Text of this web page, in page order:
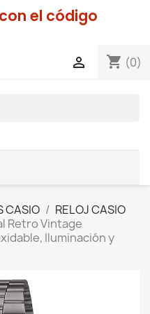
el código
shopping_cart (0)

CASIO
RELOJ CASIO
Retro Vintage
Iluminación y